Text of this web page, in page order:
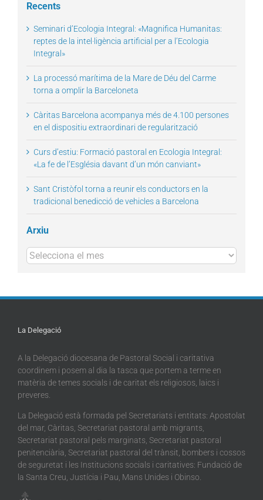
Recents
Seminari d’Ecologia Integral: «Magnifica Humanitas:
reptes de la intel·ligència artificial per a l’Ecologia
Integral»
La processó marítima de la Mare de Déu del Carme
torna a omplir la Barceloneta
Càritas Barcelona acompanya més de 4.100 persones
en el dispositiu extraordinari de regularització
Curs d’estiu: Formació pastoral en Ecologia Integral:
«La fe de l’Església davant d’un món canviant»
Sant Cristòfol torna a reunir els conductors en la
tradicional benedicció de vehicles a Barcelona
Arxiu
Arxius
La Delegació
A la Delegació diocesana de Pastoral Social i caritativa
coordinem i posem al dia la tasca que portem a terme en
matèria de temes socials i de caritat els religiosos, laics i
preveres.
La Delegació està formada pel Secretariats i entitats: Apostolat
del mar, Càritas, Secretariat pastoral amb migrants,
Secretariat pastoral pels marginats, Secretariat pastoral
penitenciària, Secretariat pastoral del trànsit, bombers i cossos
de seguretat i les Institucions socials i caritatives: Fundació de
la Santa Creu, Justícia i Pau, Mans Unides i Obinso.